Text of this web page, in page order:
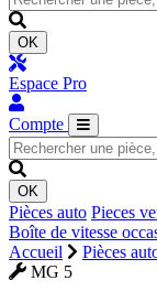
OK
Espace Pro
Compte
OK
Pièces auto Pieces
Boîte de vitesse
Accueil
Pièces
MG 5